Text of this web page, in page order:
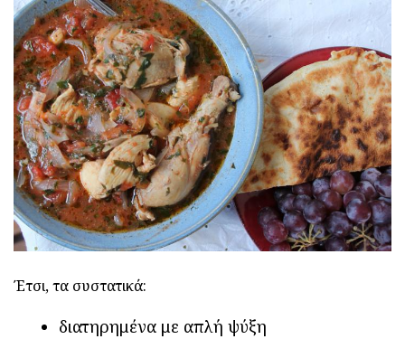
Έτσι, τα συστατικά:
διατηρημένα με απλή ψύξη